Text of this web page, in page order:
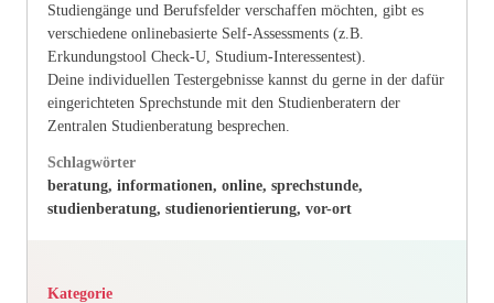
Studiengänge und Berufsfelder verschaffen möchten, gibt es
verschiedene onlinebasierte Self-Assessments (z.B.
Erkundungstool Check-U, Studium-Interessentest).
Deine individuellen Testergebnisse kannst du gerne in der dafür
eingerichteten Sprechstunde mit den Studienberatern der
Zentralen Studienberatung besprechen.
Schlagwörter
beratung, informationen, online, sprechstunde,
studienberatung, studienorientierung, vor-ort
Kategorie